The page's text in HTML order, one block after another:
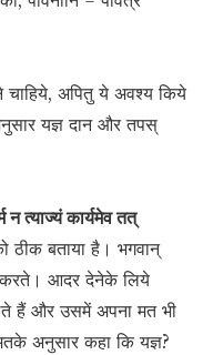
चाहिये, अपितु ये अवश्य किये
यज्ञ दान और तपस्
न त्याज्यं कार्यमेव तत्
ठीक बताया है। भगवान्
करते। आदर देनेके लिये
हैं और उसमें अपना मत भी
अनुसार कहा कि यज्ञ?